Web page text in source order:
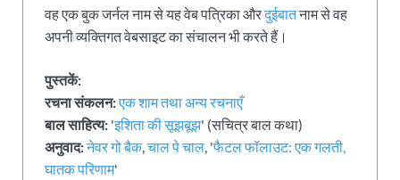
वह एक बुक जर्नल नाम से यह वेब पत्रिका औरदुईबातनाम से वह
अपनी व्यक्तिगत वेबसाइट का संचालन भी करते हैं।
पुस्तकें:
रचना संकलन:एक शाम तथा अन्य रचनाएँ
बाल साहित्य: 'इशिता की सूझबूझ' (सचित्र बाल कथा)
अनुवाद:नेवर गो बैक,चाल पे चाल, 'फैटल फॉलाउट: एक गलती,
घातक परिणाम'